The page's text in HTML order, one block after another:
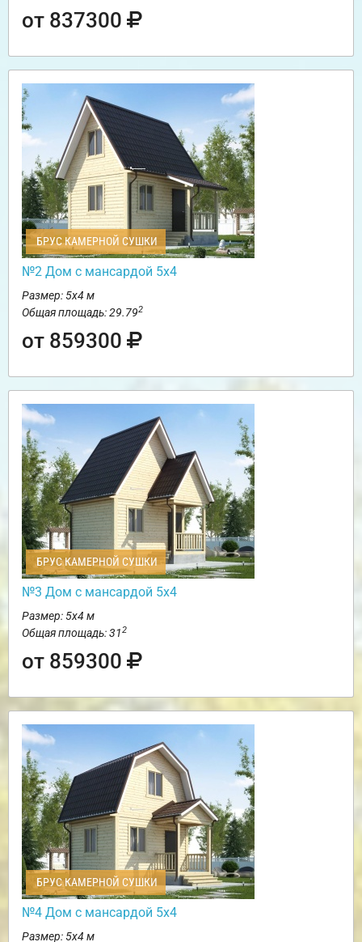
от 837300
БРУС КАМЕРНОЙ СУШКИ
№2 Дом с мансардой 5х4
Размер: 5х4 м
Общая площадь: 29.792
от 859300
БРУС КАМЕРНОЙ СУШКИ
№3 Дом с мансардой 5х4
Размер: 5х4 м
Общая площадь: 312
от 859300
БРУС КАМЕРНОЙ СУШКИ
№4 Дом с мансардой 5х4
Размер: 5х4 м